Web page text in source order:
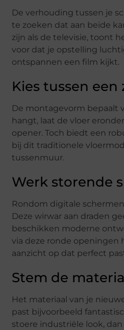
De verhouding tussen je
te zoeken dat aan beide
zijn als de televisie, toont
voor dat je opstelling
ontspannen een film kijkt.
Kies tussen
De montagevorm bepaalt
hangt, laat de vloer
opener. Toch biedt een
bij dit traditionele
tussenmuur.
Werk storende
Rondom digitale
Deze wirwar aan draden
beschikken moderne
via deze ronde openingen
aanzicht op dat perfect
Stem de
Het materiaal van je
past bijvoorbeeld
stoere industriële look,